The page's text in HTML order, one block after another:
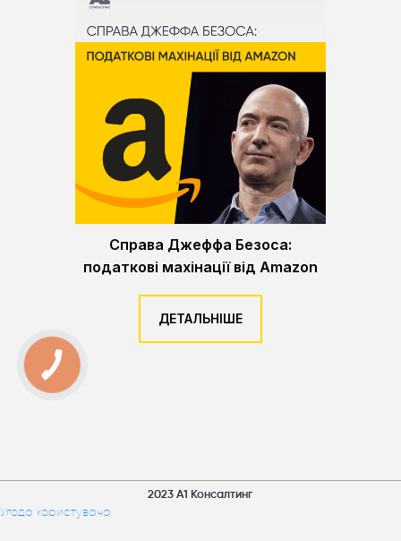
Справа Джеффа Безоса:
податкові махінації від Amazon
ДЕТАЛЬНІШЕ
2023 А1 Консалтинг
Угода користувача